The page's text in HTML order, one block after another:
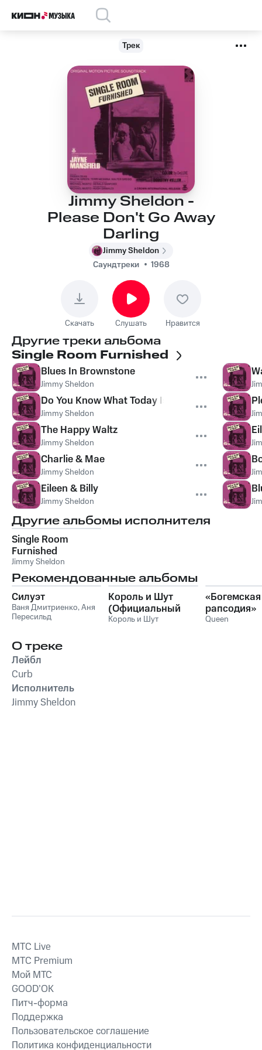
Трек
Jimmy Sheldon -
Please Don't Go Away
Darling
Jimmy Sheldon
Саундтреки
1968
Скачать Слушать Нравится
Другие треки альбома
Single Room Furnished
Blues In Brownstone
Jimmy Sheldon
Do You Know What Today Is?
Jimmy Sheldon
The Happy Waltz
Jimmy Sheldon
Charlie & Mae
Jimmy Sheldon
Eileen & Billy
Jimmy Sheldon
Другие альбомы исполнителя
Single Room
Furnished
Jimmy Sheldon
Рекомендованные альбомы
Силуэт
Ваня Дмитриенко,Аня
Пересильд
Король и Шут
(Официальный
саундтрек), Часть
Король и Шут
«Богемская
рапсодия»
Queen
О треке
Лейбл
Curb
Исполнитель
Jimmy Sheldon
MTС Live
MTС Premium
Мой МТС
GOOD’OK
Питч-форма
Поддержка
Пользовательское соглашение
Политика конфиденциальности